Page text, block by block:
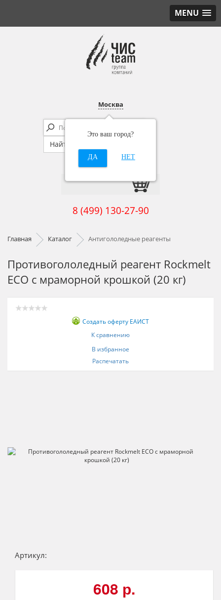
MENU
Москва
Это ваш город?
ДА НЕТ
8 (499) 130-27-90
Главная Каталог Антигололедные реагенты
Противогололедный реагент Rockmelt
ECO с мраморной крошкой (20 кг)
Создать оферту ЕАИСТ
К сравнению
В избранное
Распечатать
Артикул:
608 р.